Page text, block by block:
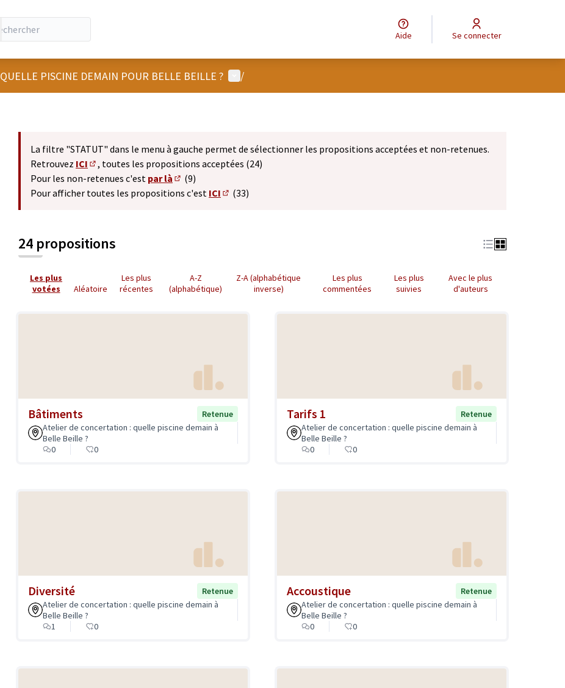
Aide Se connecter
QUELLE PISCINE DEMAIN POUR BELLE BEILLE ? Menu utilisateur
/
La filtre "STATUT" dans le menu à gauche permet de sélectionner les propositions acceptées et non-retenues.
Retrouvez ICI
(S'ouvre dans un nouvel onglet)
, toutes les propositions acceptées (24)
Pour les non-retenues c'est par là
(S'ouvre dans un nouvel onglet)
(9)
Pour afficher toutes les propositions c'est ICI
(33)
24 propositions
Les plus
votées
Aléatoire
Les plus
récentes
A-Z
(alphabétique)
Z-A (alphabétique
inverse)
Les plus
commentées
Les plus
suivies
Avec le plus
d'auteurs
Bâtiments
Retenue
Atelier de concertation : quelle piscine demain à
Belle Beille ?
0
0
Tarifs 1
Retenue
Atelier de concertation : quelle piscine demain à
Belle Beille ?
0
0
Diversité
Retenue
Atelier de concertation : quelle piscine demain à
Belle Beille ?
1
0
Accoustique
Retenue
Atelier de concertation : quelle piscine demain à
Belle Beille ?
0
0